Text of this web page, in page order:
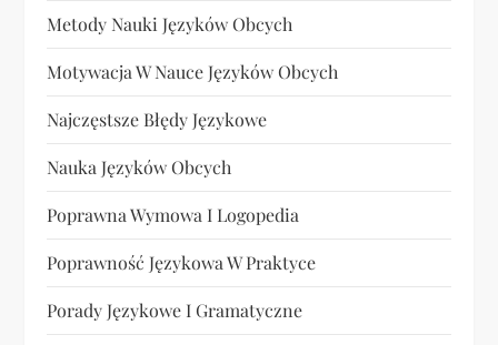
Metody Nauki Języków Obcych
Motywacja W Nauce Języków Obcych
Najczęstsze Błędy Językowe
Nauka Języków Obcych
Poprawna Wymowa I Logopedia
Poprawność Językowa W Praktyce
Porady Językowe I Gramatyczne